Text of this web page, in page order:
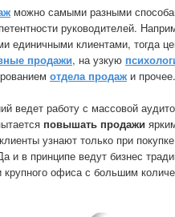
можно самыми разными
руководителей.
единичными клиентами, тогда
продажи, на узкую
отдела продаж и прочее.
ведет работу с массовой
повышать продажи
узнают только при
и в принципе ведут бизнес
крупного офиса с большим